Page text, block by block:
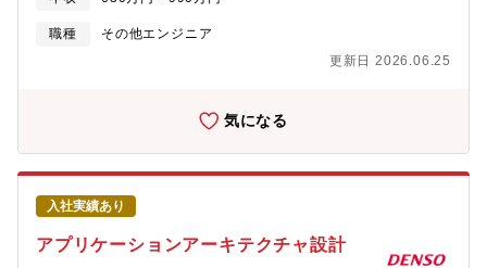
命感を持ち、グループ全体をサイバー攻撃や情報漏えいから守る
責任を主体的に担える方を求めています。不確実な状況や困難な
らリーダーシップを発揮し、グローバル・全社規模の課題に主体
的に取り組める方を期待しています。
【期待する役割やミッション】「富岳NEXT」および関連製品開発
プロジェクトの実行計画立案、進捗管理、課題解決の推進、予算
ネージメントチームのメンバーとして、上司の指示のもと、プロ
大化を目指していただきます。【仕事の魅力・やりがい】・先端
技術を利用するスパコンの開発業務です。目標達成のためにチャ
レンジしながら、プロジェクト成功のために皆で協力して開発に
取り組みます。・ハード・ソフトを横断した知識の獲得、大規模
スパコンのプロジェクトの経験、世界スパコンランキングで一位
を獲得した時の達成感。【募集背景と応募者へのメッセージ】次
世代スパコンおよび関連製品の開発を担うメンバーを募集してい
ます。最先端のハード・ソフト技術に触れながら、世界最高性能
職種
その他エンジニア
更新日 2026.06.25
気になる
入社実績あり
アプリケーションアーキテクチャ設計